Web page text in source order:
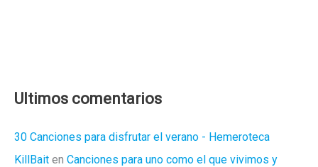
Ultimos comentarios
30 Canciones para disfrutar el verano - Hemeroteca
KillBait en Canciones para uno como el que vivimos y